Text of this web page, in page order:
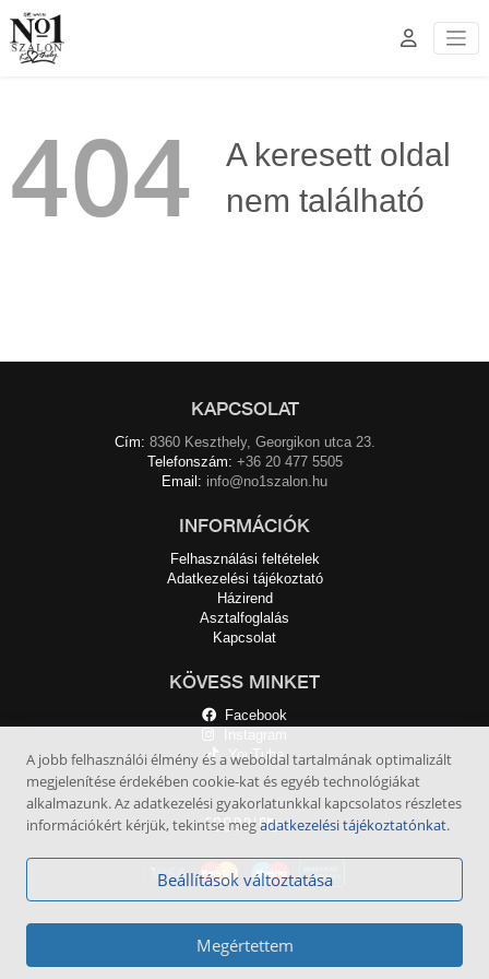
404
A keresett oldal
nem található
KAPCSOLAT
Cím: 8360 Keszthely, Georgikon utca 23.
Telefonszám: +36 20 477 5505
Email: info@no1szalon.hu
INFORMÁCIÓK
Felhasználási feltételek
Adatkezelési tájékoztató
Házirend
Asztalfoglalás
Kapcsolat
KÖVESS MINKET
Facebook
Instagram
YouTube
A jobb felhasználói élmény és a weboldal tartalmának optimalizált
megjelenítése érdekében cookie-kat és egyéb technológiákat
alkalmazunk. Az adatkezelési gyakorlatunkkal kapcsolatos részletes
információkért kérjük, tekintse megadatkezelési tájékoztatónkat.
Beállítások változtatása
Megértettem